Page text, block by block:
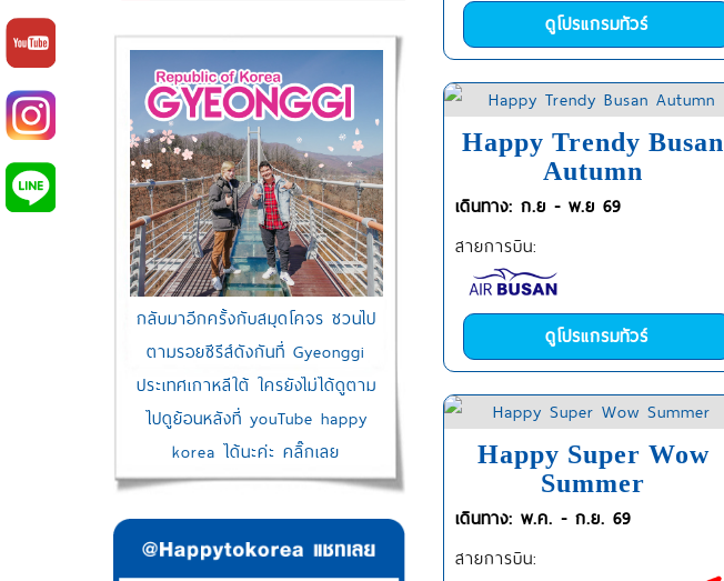
กลับมาอีกครั้งกับสมุดโคจร ชวนไป
ตามรอยซีรีส์ดังกันที่ Gyeonggi
ประเทศเกาหลีใต้ ใครยังไม่ได้ดูตาม
ไปดูย้อนหลังที่ youTube happy
korea ได้นะค่ะ คลิ๊กเลย
ดูโปรแกรมทัวร์
Happy Trendy Busan
Autumn
เดินทาง: ก.ย - พ.ย 69
สายการบิน:
ดูโปรแกรมทัวร์
Happy Super Wow
Summer
เดินทาง: พ.ค. - ก.ย. 69
สายการบิน: